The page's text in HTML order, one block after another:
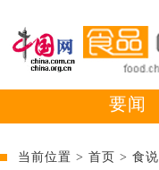
要闻
当前位置 > 首页 > 食说